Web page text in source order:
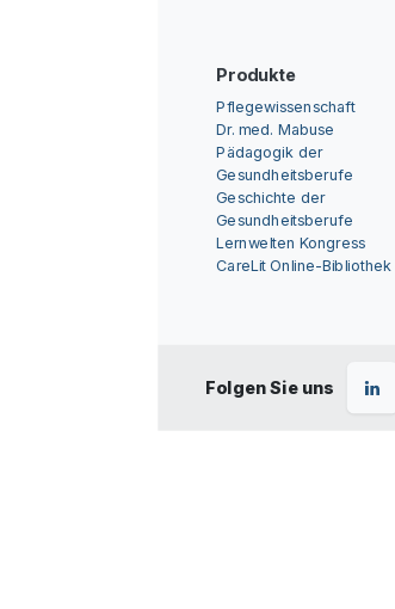
Produkte
Pflegewissenschaft
Dr. med. Mabuse
Pädagogik der
Gesundheitsberufe
Geschichte der
Gesundheitsberufe
Lernwelten Kongress
CareLit Online-Bibliothek
Folgen Sie uns